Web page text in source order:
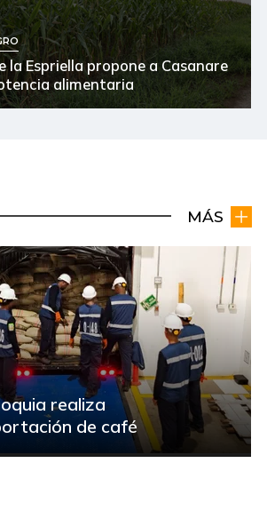
la Espriella propone a Casanare
alimentaria
MÁS
realiza
de café